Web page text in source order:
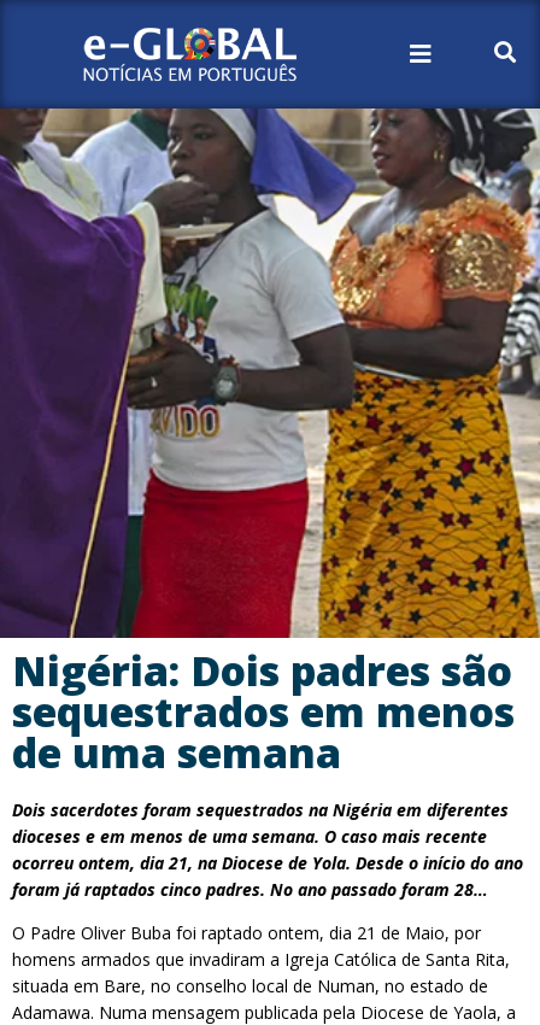
Nigéria: Dois padres são
sequestrados em menos
de uma semana
Dois sacerdotes foram sequestrados na Nigéria em diferentes
dioceses e em menos de uma semana. O caso mais recente
ocorreu ontem, dia 21, na Diocese de Yola. Desde o início do ano
foram já raptados cinco padres. No ano passado foram 28…
O Padre Oliver Buba foi raptado ontem, dia 21 de Maio, por
homens armados que invadiram a Igreja Católica de Santa Rita,
situada em Bare, no conselho local de Numan, no estado de
Adamawa. Numa mensagem publicada pela Diocese de Yaola, a